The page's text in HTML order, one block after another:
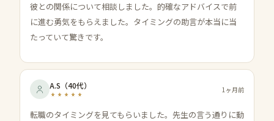
彼との関係について相談しました。的確なアドバイスで前
に進む勇気をもらえました。タイミングの助言が本当に当
たっていて驚きです。
A.S （40代） 1ヶ月前
転職のタイミングを見てもらいました。先生の言う通りに動